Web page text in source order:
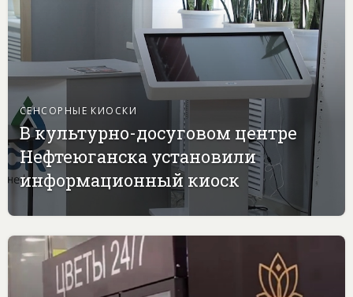
СЕНСОРНЫЕ КИОСКИ
В культурно-досуговом центре
Нефтеюганска установили
информационный киоск